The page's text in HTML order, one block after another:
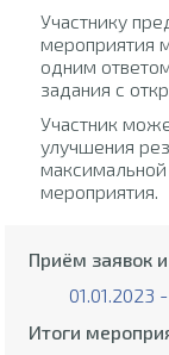
Участнику
мероприятия
одним
задания с
Участник
улучшения
мероприятия.
Приём заявок
01.01.2023
Итоги